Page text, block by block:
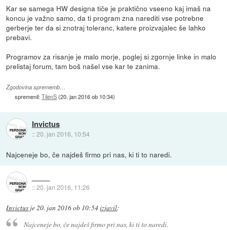
Kar se samega HW designa tiče je praktično vseeno kaj imaš na
koncu je važno samo, da ti program zna narediti vse potrebne
gerberje ter da si znotraj toleranc, katere proizvajalec še lahko
prebavi.
Programov za risanje je malo morje, poglej si zgornje linke in malo
prelistaj forum, tam boš našel vse kar te zanima.
Zgodovina sprememb…
spremenil:TilenS(20. jan 2016 ob 10:34)
Invictus
::20. jan 2016, 10:54
Najceneje bo, če najdeš firmo pri nas, ki ti to naredi.
::20. jan 2016, 11:26
Invictus je20. jan 2016 ob 10:54izjavil:
Najceneje bo, če najdeš firmo pri nas, ki ti to naredi.